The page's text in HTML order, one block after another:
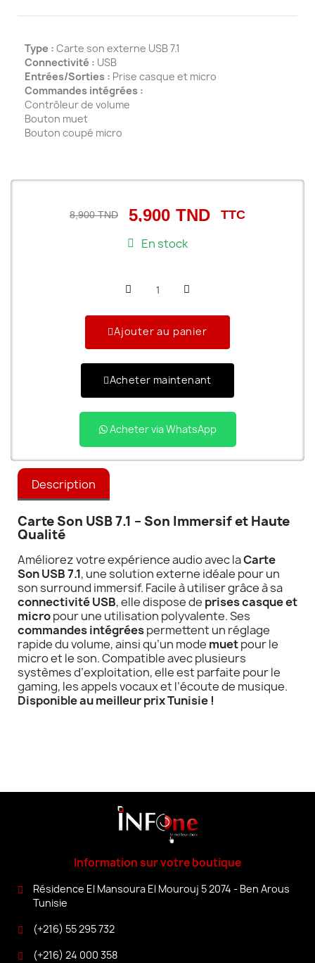
Type : Carte son externe USB 7.1
Connectivité : USB
Entrées/Sorties : Prise casque et micro
Commandes intégrées :
Contrôleur de volume
Bouton muet
Bouton coupé micro
8,900 TND 5,900 TND TTC
En stock
Ajouter au panier
Acheter maintenant
Acheter via WhatsApp
Description
Carte Son USB 7.1 – Son Immersif et Haute
Qualité
Améliorez votre expérience audio avec laCarte
Son USB 7.1, une solution externe idéale pour un
son surround immersif. Facile à utiliser grâce à sa
connectivité USB, elle dispose de prises casque et
micropour une utilisation polyvalente. Ses
commandes intégréespermettent un réglage
rapide du volume, ainsi qu’un mode muetpour le
micro et le son. Compatible avec plusieurs
systèmes d’exploitation, elle est parfaite pour le
gaming, les appels vocaux et l’écoute de musique.
Disponible au meilleur prix Tunisie !
Information sur votre boutique
Résidence El Mansoura El Mourouj 5 2074 - Ben Arous
Tunisie
(+216) 55 295 732
(+216) 24 000 358